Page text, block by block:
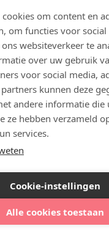
om content en
om functies voor
websiteverkeer te
over uw gebruik
voor social media,
kunnen deze
andere informatie die
ze hebben verzameld
services.
Cookie-instellingen
Alle cookies toestaan
(138reviews)
Nolderwoud
59 27 km
Bekijk agenda